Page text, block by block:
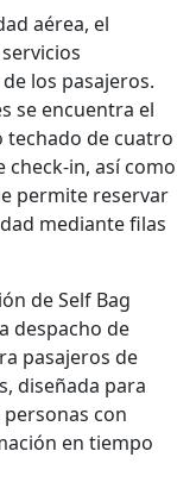
aérea, el
los pasajeros.
se encuentra el
de cuatro
check-in, así como
permite reservar
mediante filas
de Self Bag
despacho de
pasajeros de
diseñada para
con
en tiempo